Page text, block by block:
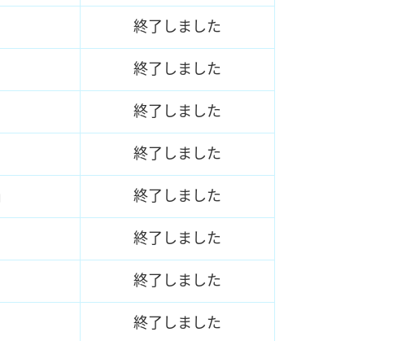
終了しました
終了しました
終了しました
終了しました
終了しました
終了しました
終了しました
終了しました